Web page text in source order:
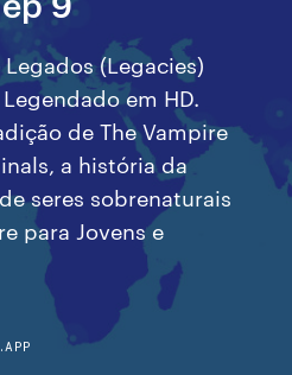
Legados (Legacies)
em HD.
de The Vampire
a história da
seres sobrenaturais
para Jovens e